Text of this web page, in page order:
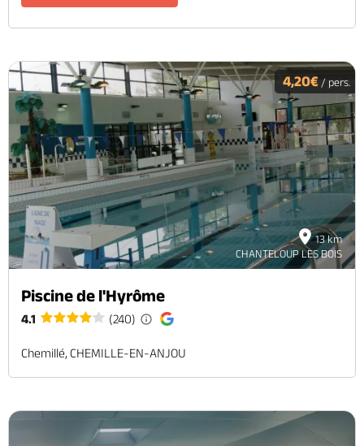
13 km
CHANTELOUP LES BOIS
4,20€ / pers.
Piscine de l'Hyrôme
4.1 (240)
Chemillé, CHEMILLE-EN-ANJOU